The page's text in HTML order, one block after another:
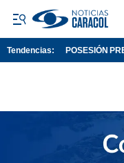
Tendencias: POSESIÓN